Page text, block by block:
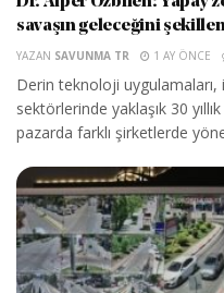
savaşın geleceğini
YAZAN SAVUNMA TR 1 AY ÖNCE
Derin teknoloji
sektörlerinde yaklaşık 30
pazarda farklı şirketlerde